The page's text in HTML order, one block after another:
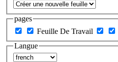
pages
Feuille De Travail
Langue